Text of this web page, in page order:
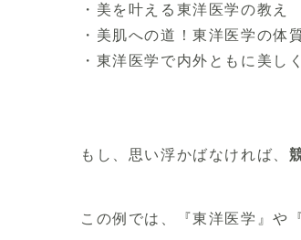
・美を叶える東洋医学の教え
・美肌への道！東洋医学の体
・東洋医学で内外ともに美し
もし、思い浮かばなければ、
この例では、『東洋医学』や